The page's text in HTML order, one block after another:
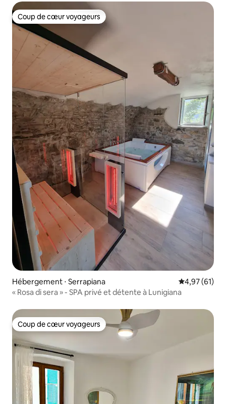
Coup de cœur voyageurs
Coup de cœur voyageurs
Hébergement ⋅ Serrapiana Évaluation
4,97 (61)
« Rosa di sera » - SPA privé et détente à Lunigiana
Coup de cœur voyageurs
Coup de cœur voyageurs